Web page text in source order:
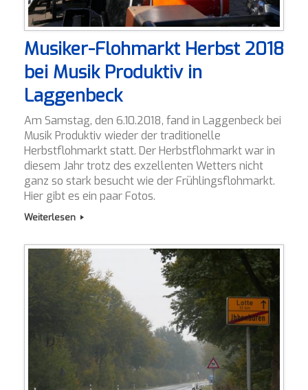
Musiker-Flohmarkt Herbst 2018
bei Musik Produktiv in
Laggenbeck
Am Samstag, den 6.10.2018, fand in Laggenbeck bei
Musik Produktiv wieder der traditionelle
Herbstflohmarkt statt. Der Herbstflohmarkt war in
diesem Jahr trotz des exzellenten Wetters nicht
ganz so stark besucht wie der Frühlingsflohmarkt.
Hier gibt es ein paar Fotos.
Weiterlesen